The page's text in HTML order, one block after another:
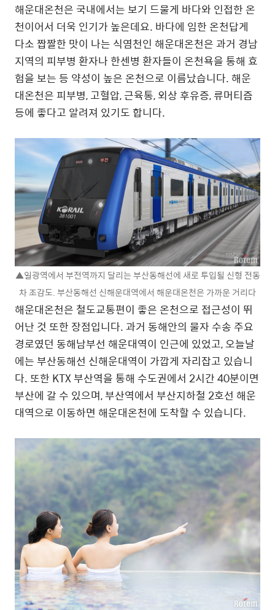
해운대온천은 국내에서는 보기 드물게 바다와 인접한 온
천이어서 더욱 인기가 높은데요. 바다에 임한 온천답게
다소 짭짤한 맛이 나는 식염천인 해운대온천은 과거 경남
지역의 피부병 환자나 한센병 환자들이 온천욕을 통해 효
험을 보는 등 약성이 높은 온천으로 이름났습니다. 해운
대온천은 피부병, 고혈압, 근육통, 외상 후유증, 류머티즘
등에 좋다고 알려져 있기도 합니다.
▲일광역에서 부전역까지 달리는 부산동해선에 새로 투입될 신형 전동
차 조감도. 부산동해선 신해운대역에서 해운대온천은 가까운 거리다
해운대온천은 철도교통편이 좋은 온천으로 접근성이 뛰
어난 것 또한 장점입니다. 과거 동해안의 물자 수송 주요
경로였던 동해남부선 해운대역이 인근에 있었고, 오늘날
에는 부산동해선 신해운대역이 가깝게 자리잡고 있습니
다. 또한 KTX 부산역을 통해 수도권에서 2시간 40분이면
부산에 갈 수 있으며, 부산역에서 부산지하철 2호선 해운
대역으로 이동하면 해운대온천에 도착할 수 있습니다.